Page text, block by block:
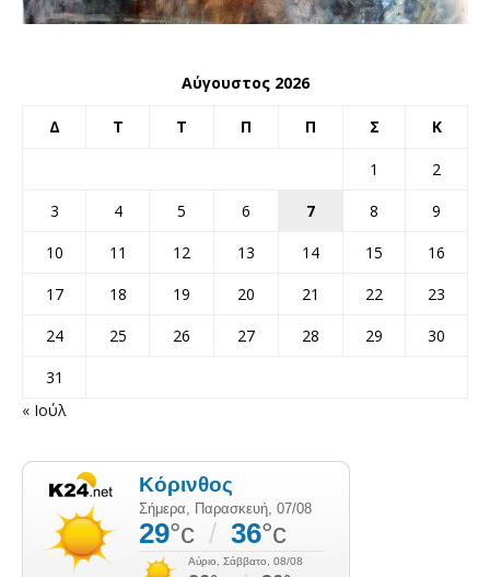
Αύγουστος 2026
Δ Τ Τ Π Π Σ Κ
1
2
3
4 5 6 7 8
9
10
11 12 13 14 15
16
17
18 19 20 21 22
23
24
25 26 27 28 29
30
31
« Ιούλ